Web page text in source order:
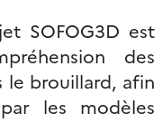
SOFOG3D est
des
le brouillard, afin
les modèles